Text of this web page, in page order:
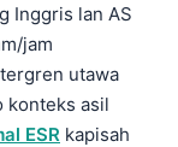
Inggris lan AS
jam
utawa
konteks asil
ESR kapisah